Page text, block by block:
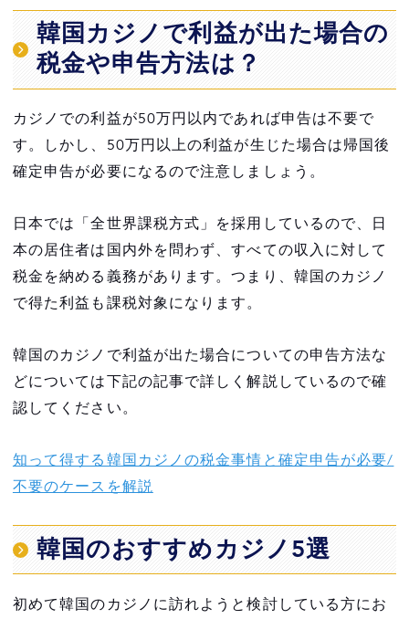
韓国カジノで利益が出た場合の
税金や申告方法は？
カジノでの利益が50万円以内であれば申告は不要で
す。しかし、50万円以上の利益が生じた場合は帰国後
確定申告が必要になるので注意しましょう。
日本では「全世界課税方式」を採用しているので、日
本の居住者は国内外を問わず、すべての収入に対して
税金を納める義務があります。つまり、韓国のカジノ
で得た利益も課税対象になります。
韓国のカジノで利益が出た場合についての申告方法な
どについては下記の記事で詳しく解説しているので確
認してください。
知って得する韓国カジノの税金事情と確定申告が必要/
不要のケースを解説
韓国のおすすめカジノ5選
初めて韓国のカジノに訪れようと検討している方にお